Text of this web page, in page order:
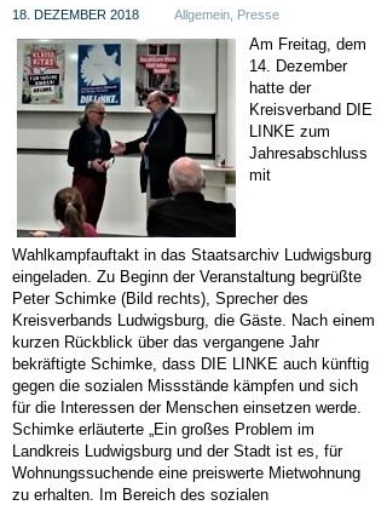
18. DEZEMBER 2018 Allgemein Presse
Am Freitag, dem
14. Dezember
hatte der
Kreisverband DIE
LINKE zum
Jahresabschluss
mit
Wahlkampfauftakt in das Staatsarchiv Ludwigsburg
eingeladen. Zu Beginn der Veranstaltung begrüßte
Peter Schimke (Bild rechts), Sprecher des
Kreisverbands Ludwigsburg, die Gäste. Nach einem
kurzen Rückblick über das vergangene Jahr
bekräftigte Schimke, dass DIE LINKE auch künftig
gegen die sozialen Missstände kämpfen und sich
für die Interessen der Menschen einsetzen werde.
Schimke erläuterte „Ein großes Problem im
Landkreis Ludwigsburg und der Stadt ist es, für
Wohnungssuchende eine preiswerte Mietwohnung
zu erhalten. Im Bereich des sozialen